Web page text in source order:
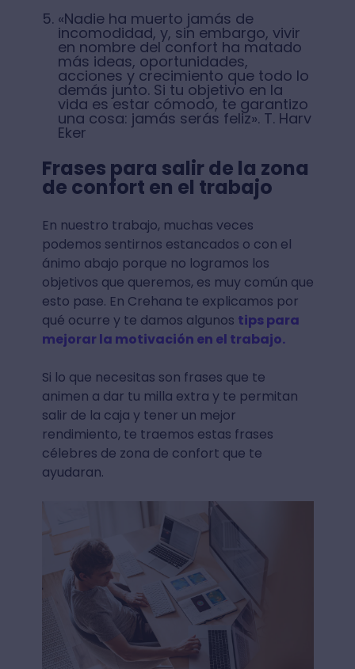
«Nadie ha muerto jamás de
incomodidad, y, sin embargo, vivir
en nombre del confort ha matado
más ideas, oportunidades,
acciones y crecimiento que todo lo
demás junto. Si tu objetivo en la
vida es estar cómodo, te garantizo
una cosa: jamás serás feliz». T. Harv
Eker
Frases para salir de la zona
de confort en el trabajo
En nuestro trabajo, muchas veces
podemos sentirnos estancados o con el
ánimo abajo porque no logramos los
objetivos que queremos, es muy común que
esto pase. En Crehana te explicamos por
qué ocurre y te damos algunos tips para
mejorar la motivación en el trabajo.
Si lo que necesitas son frases que te
animen a dar tu milla extra y te permitan
salir de la caja y tener un mejor
rendimiento, te traemos estas frases
célebres de zona de confort que te
ayudaran.